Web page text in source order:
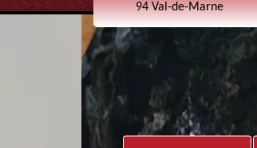
94 Val-de-Marne